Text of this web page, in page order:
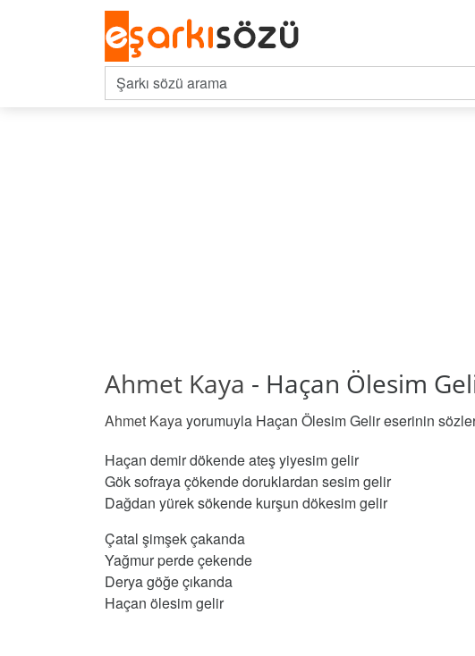
Ahmet Kaya - Haçan Ölesim
Ahmet Kayayorumuyla Haçan Ölesim Gelir eserinin
Haçan demir dökende ateş yiyesim gelir
Gök sofraya çökende doruklardan sesim gelir
Dağdan yürek sökende kurşun dökesim gelir
Çatal şimşek çakanda
Yağmur perde çekende
Derya göğe çıkanda
Haçan ölesim gelir